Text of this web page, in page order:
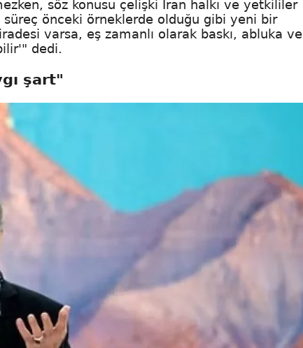
söz konusu çelişki İran halkı ve yetkililer
önceki örneklerde olduğu gibi yeni bir
varsa, eş zamanlı olarak baskı, abluka ve
dedi.
şart"